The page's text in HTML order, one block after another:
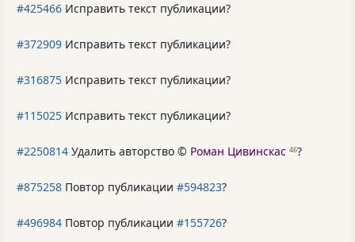
#425466 Исправить текст публикации?
#372909 Исправить текст публикации?
#316875 Исправить текст публикации?
#115025 Исправить текст публикации?
#2250814 Удалить авторство © Роман Цивинскас 46?
#875258 Повтор публикации #594823?
#496984 Повтор публикации #155726?